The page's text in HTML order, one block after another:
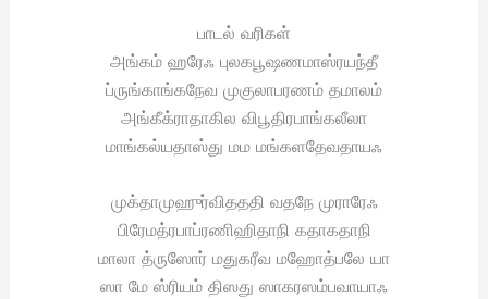
பாடல் வரிகள்
அங்கம் ஹரேஃ புலகபூஷணமாஸ்ரயந்தீ
ப்ருங்காங்கநேவ முகுலாபரணம் தமாலம்
அங்கீக்ராதாகில விபூதிரபாங்கலீலா
மாங்கல்யதாஸ்து மம மங்களதேவதாயஃ
முக்தாமுஹுர்விதததி வதநே முராரேஃ
பிரேமத்ரபாப்ரணிஹிதாநி கதாகதாநி
மாலா த்ருஸோர் மதுகரீவ மஹோத்பலே யா
ஸா மே ஸ்ரியம் திஸது ஸாகரஸம்பவாயாஃ